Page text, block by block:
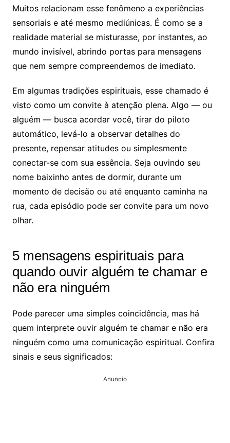
Muitos relacionam esse fenômeno a experiências
sensoriais e até mesmo mediúnicas. É como se a
realidade material se misturasse, por instantes, ao
mundo invisível, abrindo portas para mensagens
que nem sempre compreendemos de imediato.
Em algumas tradições espirituais, esse chamado é
visto como um convite à atenção plena. Algo — ou
alguém — busca acordar você, tirar do piloto
automático, levá-lo a observar detalhes do
presente, repensar atitudes ou simplesmente
conectar-se com sua essência. Seja ouvindo seu
nome baixinho antes de dormir, durante um
momento de decisão ou até enquanto caminha na
rua, cada episódio pode ser convite para um novo
olhar.
5 mensagens espirituais para
quando ouvir alguém te chamar e
não era ninguém
Pode parecer uma simples coincidência, mas há
quem interprete ouvir alguém te chamar e não era
ninguém como uma comunicação espiritual. Confira
sinais e seus significados:
Anuncio